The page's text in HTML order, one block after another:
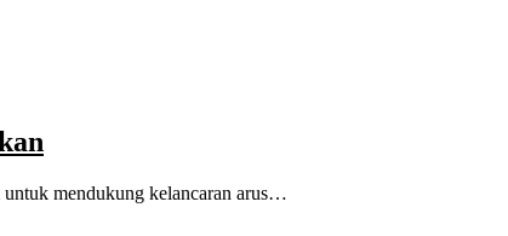
mendukung kelancaran arus…